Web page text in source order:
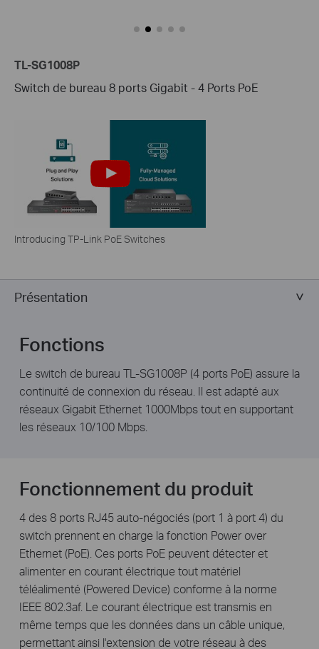
TL-SG1008P
Switch de bureau 8 ports Gigabit - 4 Ports PoE
Introducing TP-Link PoE Switches
Présentation
Fonctions
Le switch de bureau TL-SG1008P (4 ports PoE) assure la
continuité de connexion du réseau. Il est adapté aux
réseaux Gigabit Ethernet 1000Mbps tout en supportant
les réseaux 10/100 Mbps.
Fonctionnement du produit
4 des 8 ports RJ45 auto-négociés (port 1 à port 4) du
switch prennent en charge la fonction Power over
Ethernet (PoE). Ces ports PoE peuvent détecter et
alimenter en courant électrique tout matériel
téléalimenté (Powered Device) conforme à la norme
IEEE 802.3af. Le courant électrique est transmis en
même temps que les données dans un câble unique,
permettant ainsi l'extension de votre réseau à des